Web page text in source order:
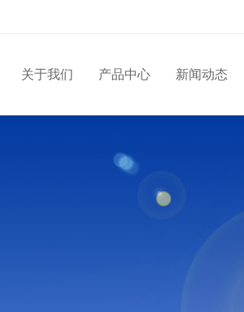
关于我们 产品中心 新闻动态